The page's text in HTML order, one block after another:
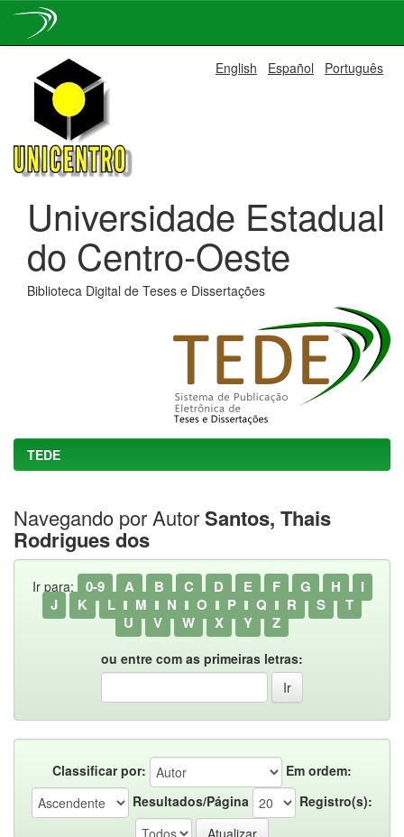
navigation
English Español Português
Universidade Estadual
do Centro-Oeste
Biblioteca Digital de Teses e Dissertações
TEDE
Navegando por AutorSantos, Thais
Rodrigues dos
Ir para: 0-9 A B C D E F G H
I
J
K L M N O P Q R S
T
U
V W X Y Z
ou entre com as primeiras letras:
Classificar por:
Em ordem:
Resultados/Página
Registro(s):